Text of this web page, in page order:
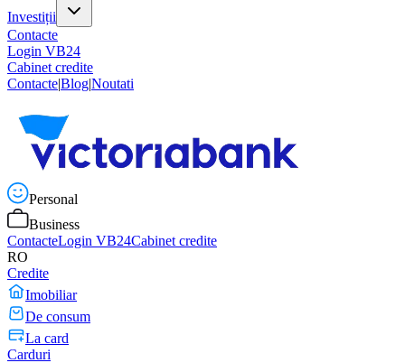
Investiții
Contacte
Login VB24
Cabinet credite
Contacte|Blog|Noutati
Personal
Business
ContacteLogin VB24Cabinet credite
RO
Credite
Imobiliar
De consum
La card
Carduri